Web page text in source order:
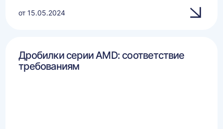
от 15.05.2024
Дробилки серии AMD: соответствие
требованиям